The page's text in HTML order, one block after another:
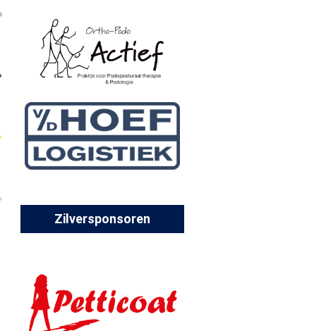
Zilversponsoren